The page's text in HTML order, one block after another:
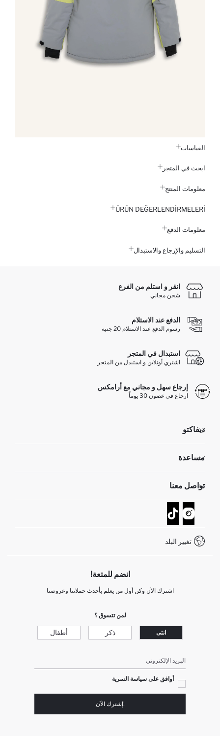
القياسات
ابحث في المتجر
معلومات المنتج
ÜRÜN DEĞERLENDİRMELERİ
معلومات الدفع
التسليم والإرجاع والاستبدال
انقر و استلم من الفرع
شحن مجاني
الدفع عند الاستلام
رسوم الدفع عند الاستلام 20 جنيه
استبدال في المتجر
اشتري أونلاين و استبدل من المتجر
إرجاع سهل و مجاني مع أرامكس
ارجاع في غضون 30 يوماً
ديفاكتو
تعرف علينا
GIFT CLUB
مساعدة
عمليات الارجاع و الاستبدال السهلة
تتبع الشحنة
كيف يمكنك التسوق في ديفاكتو ؟
كيف تدفع في ديفاكتو؟
شروط المنافسة
تواصل معنا
نموذج الاتصال
خدمة العملاء
Call Center 19782
تغيير البلد
انضم للمتعة!
اشترك الآن وكن أول من يعلم بأحدث حملاتنا وعروضنا
لمن تتسوق ؟
انثى ذكر أطفال
البريد الإلكتروني
أوافق على سياسة السرية
!إشترك الآن